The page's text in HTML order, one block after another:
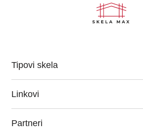
Tipovi skela
Pokretne skele
Fasadna skela
Linkovi
Iznajmljivanje skela
Partneri